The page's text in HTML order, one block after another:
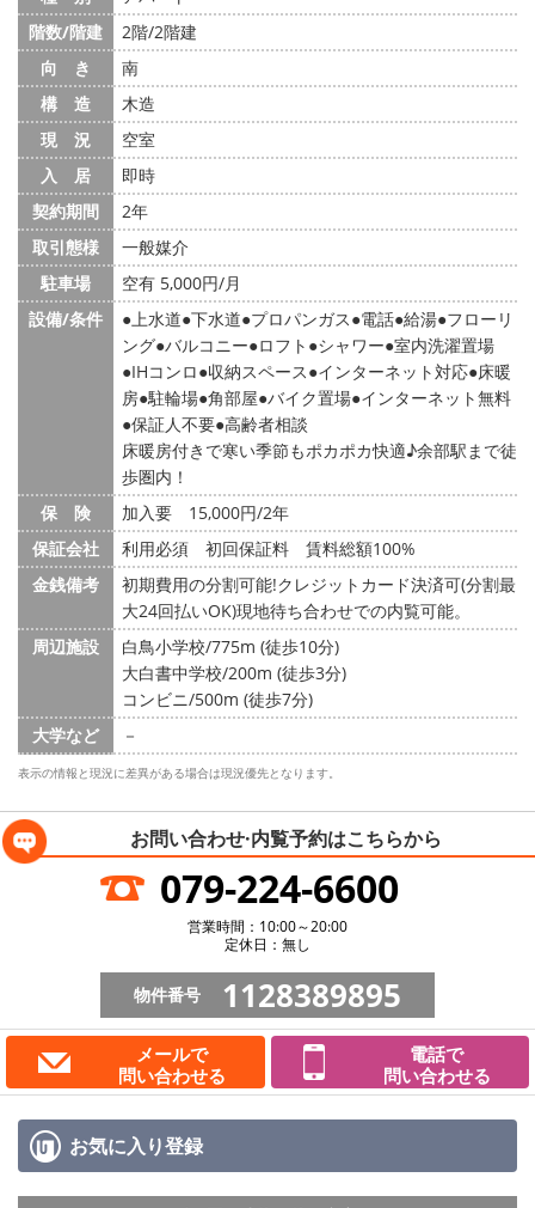
階数/階建
2階/2階建
向 き
南
構 造
木造
現 況
空室
入 居
即時
契約期間
2年
取引態様
一般媒介
駐車場
空有 5,000円/月
設備/条件
上水道 下水道 プロパンガス 電話 給湯 フローリ
ング バルコニー ロフト シャワー 室内洗濯置場
IHコンロ 収納スペース インターネット対応 床暖
房 駐輪場 角部屋 バイク置場 インターネット無料
保証人不要 高齢者相談
床暖房付きで寒い季節もポカポカ快適♪余部駅まで徒
歩圏内！
保 険
加入要 15,000円/2年
保証会社
利用必須 初回保証料 賃料総額100%
金銭備考
初期費用の分割可能!クレジットカード決済可(分割最
大24回払いOK)現地待ち合わせでの内覧可能。
周辺施設
白鳥小学校/775m (徒歩10分)
大白書中学校/200m (徒歩3分)
コンビニ/500m (徒歩7分)
大学など
－
表示の情報と現況に差異がある場合は現況優先となります。
お問い合わせ·内覧予約はこちらから
079-224-6600
営業時間：10:00～20:00
定休日：無し
物件番号 1128389895
メールで
問い合わせる
電話で
問い合わせる
お気に入り登録